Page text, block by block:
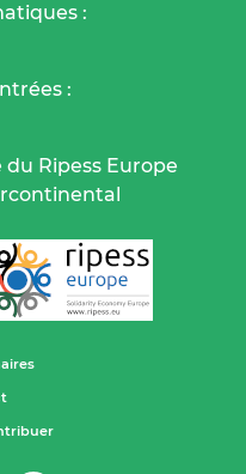
:
:
Ripess Europe